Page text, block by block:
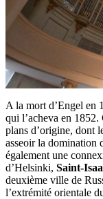
A la mort d’Engel en
qui l’acheva en
plans d’origine, dont
asseoir la domination
également une
d’Helsinki, Saint-
deuxième ville de
l’extrémité orientale